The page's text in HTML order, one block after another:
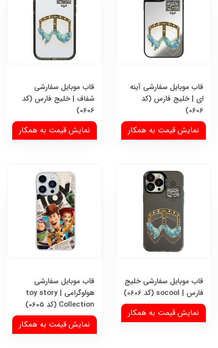
قاب موبایل سفارشی آینه
ای | خلیج فارس (کد
0606)
نمایش قیمت به همکار
قاب موبایل سفارشی
شفاف | خلیج فارس (کد
0606)
نمایش قیمت به همکار
قاب موبایل سفارشی خلیج
فارس | socool (کد 0606)
نمایش قیمت به همکار
قاب موبایل سفارشی
هولوگرامی | toy story
Collection (کد 0605)
نمایش قیمت به همکار